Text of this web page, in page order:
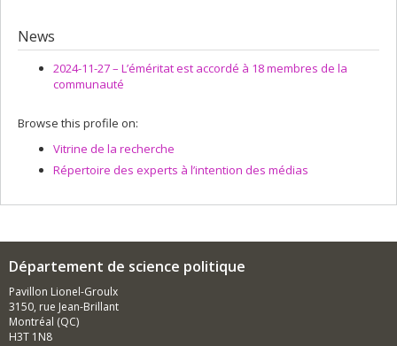
News
2024-11-27 – L’éméritat est accordé à 18 membres de la
communauté
Browse this profile on:
Vitrine de la recherche
Répertoire des experts à l’intention des médias
Département de science politique
Pavillon Lionel-Groulx
3150, rue Jean-Brillant
Montréal (QC)
H3T 1N8